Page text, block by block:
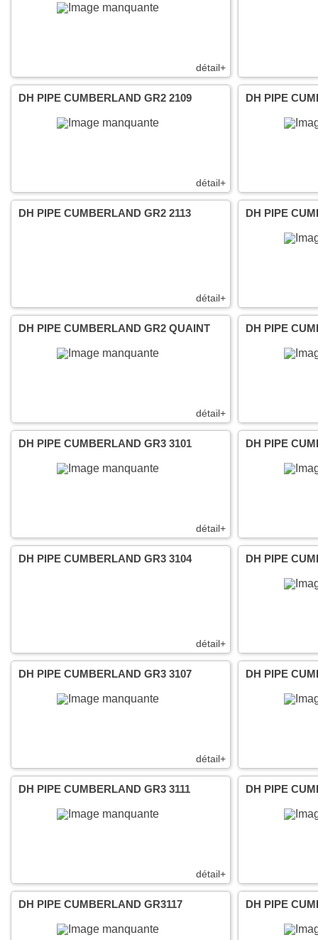
détail+
détail+
DH PIPE CUMBERLAND GR2 2109 DH PIPE
détail+
DH PIPE CUMBERLAND GR2 2113 DH PIPE
détail+
DH PIPE CUMBERLAND GR2 QUAINT DH PIPE
détail+
DH PIPE CUMBERLAND GR3 3101 DH PIPE
détail+
DH PIPE CUMBERLAND GR3 3104 DH PIPE
détail+
DH PIPE CUMBERLAND GR3 3107 DH PIPE
détail+
DH PIPE CUMBERLAND GR3 3111 DH PIPE
DH PIPE CUMBERLAND GR3117 DH PIPE